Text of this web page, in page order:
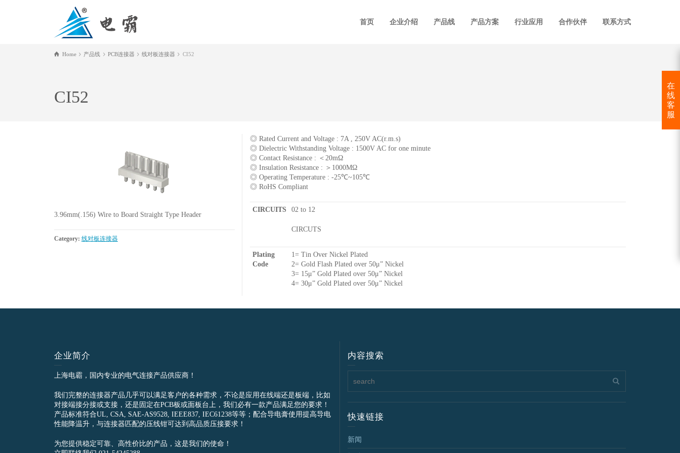
首页 企业介绍 产品线 产品方案 行业应用 合作伙伴 联系方式
Home 产品线 PCB连接器 线对板连接器 CI52
CI52
3.96mm(.156) Wire to Board Straight Type Header
Category: 线对板连接器
◎ Rated Current and Voltage : 7A , 250V AC(r.m.s)
◎ Dielectric Withstanding Voltage : 1500V AC for one minute
◎ Contact Resistance : ＜20mΩ
◎ Insulation Resistance : ＞1000MΩ
◎ Operating Temperature : -25℃~105℃
◎ RoHS Compliant
CIRCUITS 02 to 12
CIRCUTS
Plating
Code
1= Tin Over Nickel Plated
2= Gold Flash Plated over 50μ” Nickel
3= 15μ” Gold Plated over 50μ” Nickel
4= 30μ” Gold Plated over 50μ” Nickel
在
线
客
服
企业简介
上海电霸，国内专业的电气连接产品供应商！
我们完整的连接器产品几乎可以满足客户的各种需求，不论是应用在线端还是板端，比如
对接端接分接或支接，还是固定在PCB板或面板台上，我们必有一款产品满足您的要求！
产品标准符合UL, CSA, SAE-AS9528, IEEE837, IEC61238等等；配合导电膏使用提高导电
性能降温升，与连接器匹配的压线钳可达到高品质压接要求！
为您提供稳定可靠、高性价比的产品，这是我们的使命！
内容搜索
快速链接
新闻